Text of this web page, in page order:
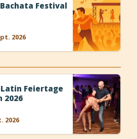
Festival
2026
Feiertage
2026
2026